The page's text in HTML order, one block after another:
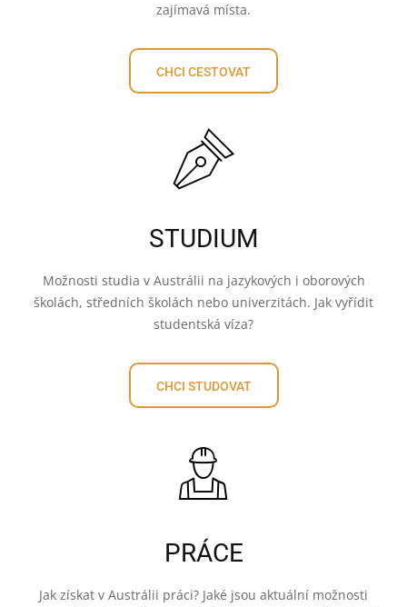
zajímavá místa.
CHCI CESTOVAT
STUDIUM
Možnosti studia v Austrálii na jazykových i oborových
školách, středních školách nebo univerzitách. Jak vyřídit
studentská víza?
CHCI STUDOVAT
PRÁCE
Jak získat v Austrálii práci? Jaké jsou aktuální možnosti